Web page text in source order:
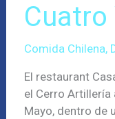
Comida Chilena,
El restaurant
el Cerro Artillería
Mayo, dentro de